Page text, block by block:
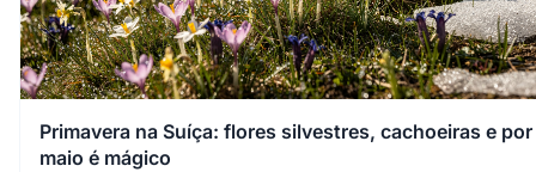
Primavera na Suíça: flores silvestres, cachoeiras e
maio é mágico